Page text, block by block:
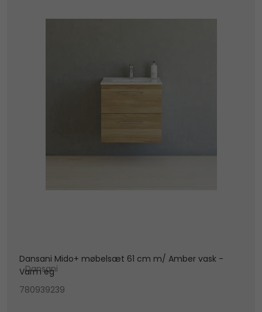
Dansani Mido+ møbelsæt 61 cm m/ Amber vask -
Varm eg
Dansani
780939239